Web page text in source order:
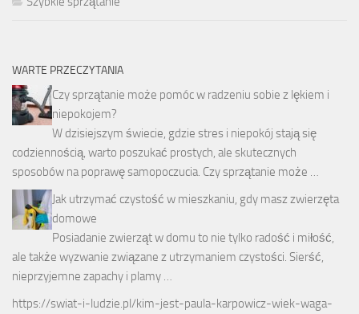
WARTE PRZECZYTANIA
Czy sprzątanie może pomóc w radzeniu sobie z lękiem i
niepokojem?
W dzisiejszym świecie, gdzie stres i niepokój stają się
codziennością, warto poszukać prostych, ale skutecznych
sposobów na poprawę samopoczucia. Czy sprzątanie może …
Jak utrzymać czystość w mieszkaniu, gdy masz zwierzęta
domowe
Posiadanie zwierząt w domu to nie tylko radość i miłość,
ale także wyzwanie związane z utrzymaniem czystości. Sierść,
nieprzyjemne zapachy i plamy …
https://swiat-i-ludzie.pl/kim-jest-paula-karpowicz-wiek-waga-